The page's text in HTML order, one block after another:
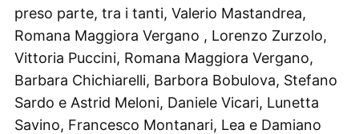
preso parte, tra i tanti, Valerio Mastandrea,
Romana Maggiora Vergano , Lorenzo Zurzolo,
Vittoria Puccini, Romana Maggiora Vergano,
Barbara Chichiarelli, Barbora Bobulova, Stefano
Sardo e Astrid Meloni, Daniele Vicari, Lunetta
Savino, Francesco Montanari, Lea e Damiano